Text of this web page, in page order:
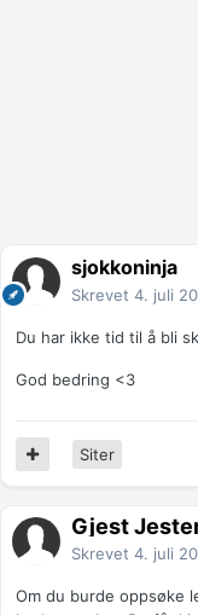
sjokkoninja
Skrevet 4. juli
Du har ikke tid til å bli
God bedring <3
Siter
Gjest
Skrevet 4. juli
Om du burde oppsøke